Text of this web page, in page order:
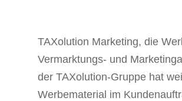
TAXolution Marketing, die
Vermarktungs- und
der TAXolution-Gruppe hat
Werbematerial im